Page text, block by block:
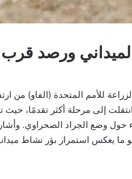
ورصد
للأمم المتحدة (الفاو)
إلى مرحلة أكثر تقدمًا،
حول وضع الجراد الصحراوي.
ما يعكس استمرار بؤر نشاط